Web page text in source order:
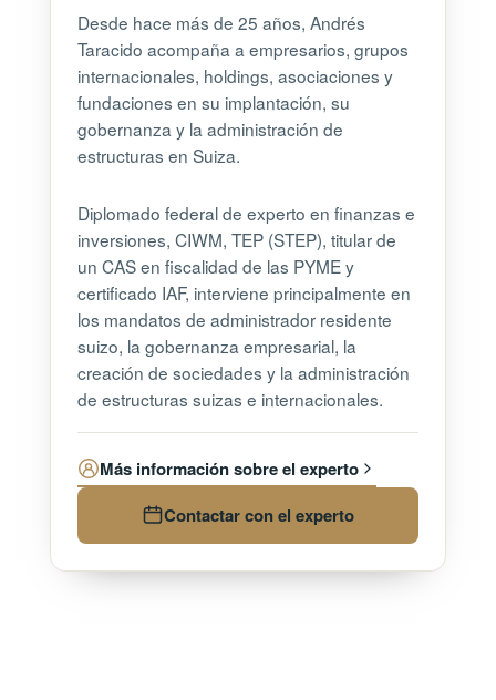
Desde hace más de 25 años, Andrés
Taracido acompaña a empresarios, grupos
internacionales, holdings, asociaciones y
fundaciones en su implantación, su
gobernanza y la administración de
estructuras en Suiza.
Diplomado federal de experto en finanzas e
inversiones, CIWM, TEP (STEP), titular de
un CAS en fiscalidad de las PYME y
certificado IAF, interviene principalmente en
los mandatos de administrador residente
suizo, la gobernanza empresarial, la
creación de sociedades y la administración
de estructuras suizas e internacionales.
Más información sobre el experto
Contactar con el experto